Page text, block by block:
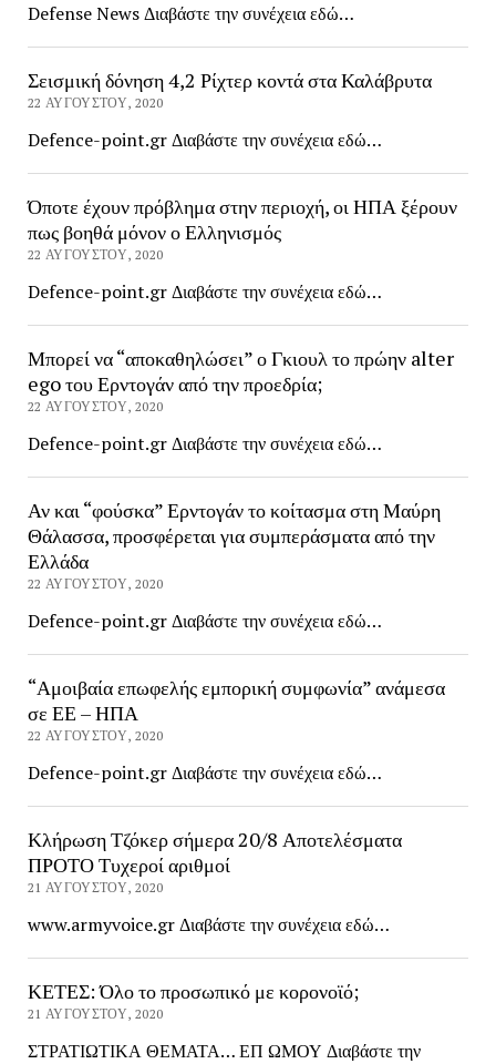
Defense News Διαβάστε την συνέχεια εδώ…
Σεισμική δόνηση 4,2 Ρίχτερ κοντά στα Καλάβρυτα
22 ΑΥΓΟΎΣΤΟΥ, 2020
Defence-point.gr Διαβάστε την συνέχεια εδώ…
Όποτε έχουν πρόβλημα στην περιοχή, οι ΗΠΑ ξέρουν
πως βοηθά μόνον ο Ελληνισμός
22 ΑΥΓΟΎΣΤΟΥ, 2020
Defence-point.gr Διαβάστε την συνέχεια εδώ…
Μπορεί να “αποκαθηλώσει” ο Γκιουλ το πρώην alter
ego του Ερντογάν από την προεδρία;
22 ΑΥΓΟΎΣΤΟΥ, 2020
Defence-point.gr Διαβάστε την συνέχεια εδώ…
Αν και “φούσκα” Ερντογάν το κοίτασμα στη Μαύρη
Θάλασσα, προσφέρεται για συμπεράσματα από την
Ελλάδα
22 ΑΥΓΟΎΣΤΟΥ, 2020
Defence-point.gr Διαβάστε την συνέχεια εδώ…
“Αμοιβαία επωφελής εμπορική συμφωνία” ανάμεσα
σε ΕΕ – ΗΠΑ
22 ΑΥΓΟΎΣΤΟΥ, 2020
Defence-point.gr Διαβάστε την συνέχεια εδώ…
Κλήρωση Τζόκερ σήμερα 20/8 Αποτελέσματα
ΠΡΟΤΟ Τυχεροί αριθμοί
21 ΑΥΓΟΎΣΤΟΥ, 2020
www.armyvoice.gr Διαβάστε την συνέχεια εδώ…
ΚΕΤΕΣ: Όλο το προσωπικό με κορονοϊό;
21 ΑΥΓΟΎΣΤΟΥ, 2020
ΣΤΡΑΤΙΩΤΙΚΑ ΘΕΜΑΤΑ… ΕΠ ΩΜΟΥ Διαβάστε την